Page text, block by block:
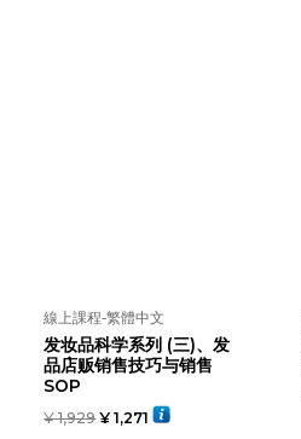
線上課程-繁體中文
发妆品科学系列 (三)、发
品店贩销售技巧与销售
SOP
¥1,929 ¥ 1,271